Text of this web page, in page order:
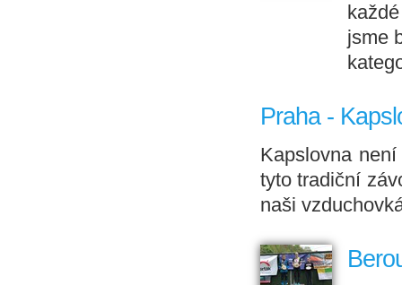
jsme
Praha -
Kapslovna
tyto tradiční
naši